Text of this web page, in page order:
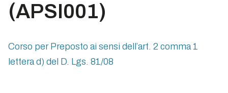
(APSI001)
Corso per Preposto ai sensi dell’art. 2 comma 1
lettera d) del D. Lgs. 81/08